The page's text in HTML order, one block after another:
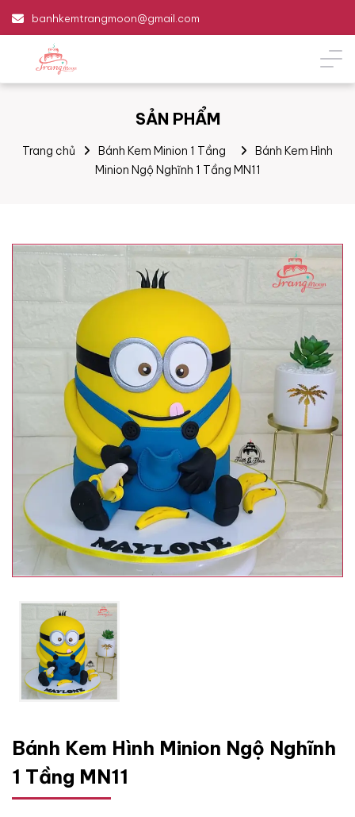
banhkemtrangmoon@gmail.com
SẢN PHẨM
Trang chủ Bánh Kem Minion 1 Tầng
Bánh Kem Hình
Minion Ngộ Nghĩnh 1 Tầng MN11
Bánh Kem Hình Minion Ngộ Nghĩnh
1 Tầng MN11